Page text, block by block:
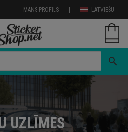
LATVIEŠU
|
MANS PROFILS
search
UZLĪMES